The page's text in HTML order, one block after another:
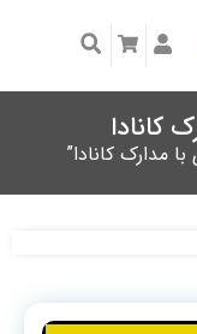
کانادا